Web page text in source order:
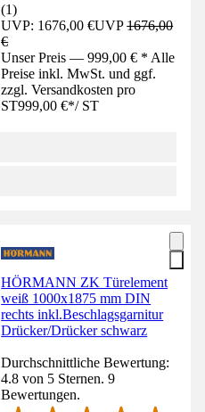
(1)
UVP: 1676,00 €UVP1676,00
€
Unser Preis — 999,00 € * Alle
Preise inkl. MwSt. und ggf.
zzgl. Versandkosten pro
ST999,00 €*/ ST
HÖRMANN ZK Türelement
weiß 1000x1875 mm DIN
rechts inkl.Beschlagsgarnitur
Drücker/Drücker schwarz
Durchschnittliche Bewertung:
4.8 von 5 Sternen. 9
Bewertungen.